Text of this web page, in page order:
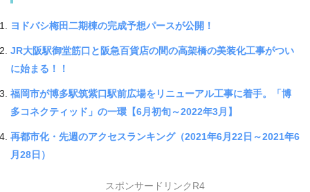
ヨドバシ梅田二期棟の完成予想パースが公開！
JR大阪駅御堂筋口と阪急百貨店の間の高架橋の美装化工事がつい
に始まる！！
福岡市が博多駅筑紫口駅前広場をリニューアル工事に着手。「博
多コネクティッド」の一環【6月初旬～2022年3月】
再都市化・先週のアクセスランキング（2021年6月22日～2021年6
月28日）
スポンサードリンクR4